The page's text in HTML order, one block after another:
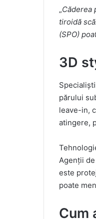
„Căderea
tiroidă
(SPO)
3D
părului
leave-in,
atingere,
Agenții
este
poate
Cum